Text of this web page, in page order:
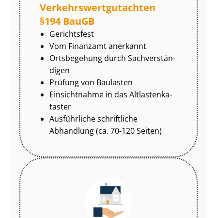
Ver­kehrs­wert­gut­ach­ten
§194 BauGB
Gerichtsfest
Vom Finanzamt anerkannt
Ortsbegehung durch Sach­ver­stän­
di­gen
Prüfung von Baulasten
Einsichtnahme in das Alt­las­ten­ka­
tas­ter
Ausführliche schriftliche
Abhandlung (ca. 70-120 Seiten)